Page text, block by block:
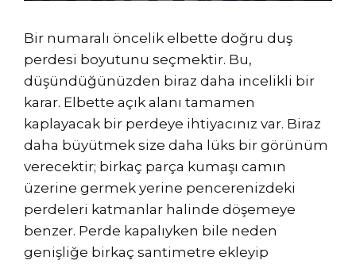
Bir numaralı öncelik elbette doğru duş
perdesi boyutunu seçmektir. Bu,
düşündüğünüzden biraz daha incelikli bir
karar. Elbette açık alanı tamamen
kaplayacak bir perdeye ihtiyacınız var. Biraz
daha büyütmek size daha lüks bir görünüm
verecektir; birkaç parça kumaşı camın
üzerine germek yerine pencerenizdeki
perdeleri katmanlar halinde döşemeye
benzer. Perde kapalıyken bile neden
genişliğe birkaç santimetre ekleyip